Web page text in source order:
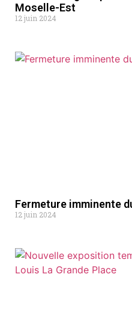
Moselle-Est
12 juin 2024
Fermeture imminente
12 juin 2024